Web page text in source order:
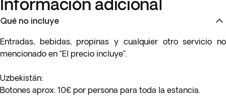
Información adicional
Qué no incluye
Entradas, bebidas, propinas y cualquier otro servicio no
mencionado en “El precio incluye”.
Uzbekistán:
Botones aprox. 10€ por persona para toda la estancia.